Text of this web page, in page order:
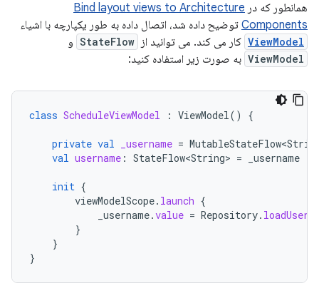
همانطور که در Bind layout views to Architecture
Components توضیح داده شد، اتصال داده به طور یکپارچه با اشیاء
ViewModel کار می کند. می توانید از StateFlow و
ViewModel به صورت زیر استفاده کنید:
class ScheduleViewModel : ViewModel() {
private val _username =
val username : StateFlow<String> = _username
init {
viewModelScope. launch {
_username.value = Repository.
}
}
}